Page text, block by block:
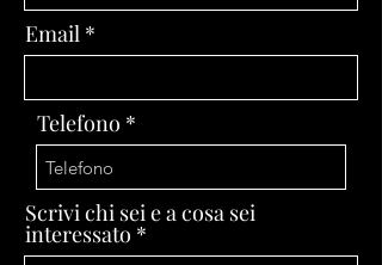
Email
Telefono
Scrivi chi sei e a cosa sei
interessato